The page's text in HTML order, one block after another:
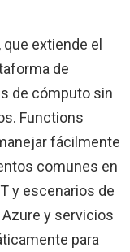
extiende el
de
de cómputo sin
Functions
fácilmente
comunes en
y escenarios de
y servicios
para